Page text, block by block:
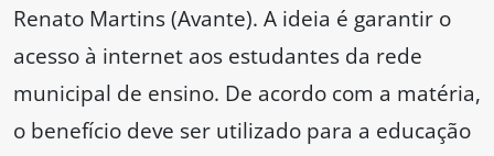
Renato Martins (Avante). A ideia é garantir o
acesso à internet aos estudantes da rede
municipal de ensino. De acordo com a matéria,
o benefício deve ser utilizado para a educação